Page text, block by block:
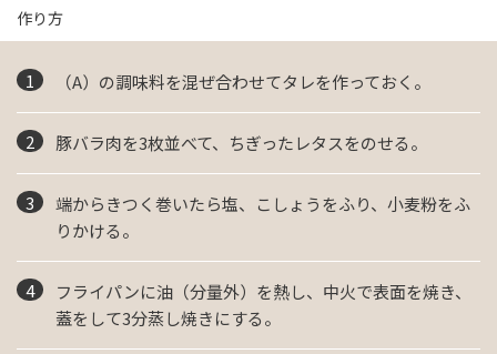
作り方
（A）の調味料を混ぜ合わせてタレを作っておく。
豚バラ肉を3枚並べて、ちぎったレタスをのせる。
端からきつく巻いたら塩、こしょうをふり、小麦粉をふ
りかける。
フライパンに油（分量外）を熱し、中火で表面を焼き、
蓋をして3分蒸し焼きにする。